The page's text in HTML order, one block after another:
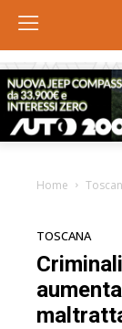
Home
TOSCANA